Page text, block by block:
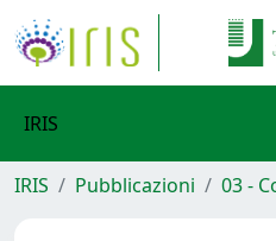
IRIS
IRIS Pubblicazioni 03 -